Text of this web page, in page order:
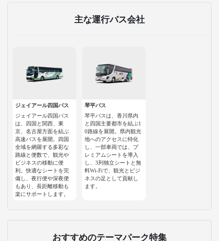
主な運行バス会社
ジェイアール四国バス
ジェイアール四国バス
は、四国と関西、東
京、名古屋方面を結ぶ
高速バスを展開。四国
全域を網羅する多彩な
路線と便数で、観光や
ビジネスの移動に便
利。快適なシートを完
備し、夜行便や深夜便
もあり、長距離移動も
楽にサポートします。
琴平バス
琴平バスは、香川県内
と四国主要都市を結ぶ1
0路線を展開。県内観光
地へのアクセスに特化
し、一部車両では、プ
レミアムシートを導入
し、3列独立シートと無
料Wi-Fiで、観光とビジ
ネスの足として貢献し
ます。
おすすめのテーマパーク特集